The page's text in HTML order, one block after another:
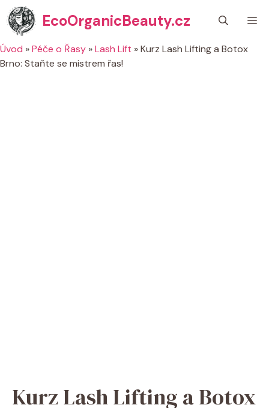
Přeskočit
na
obsah
EcoOrganicBeauty.cz
Úvod »Péče o Řasy »Lash Lift »Kurz Lash Lifting a Botox
Brno: Staňte se mistrem řas!
Kurz Lash Lifting a Botox